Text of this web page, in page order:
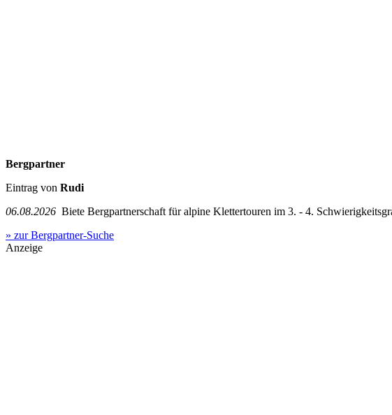
Bergpartner
Eintrag von Rudi
06.08.2026 Biete Bergpartnerschaft für alpine Klettertouren im 3. - 4.
» zur Bergpartner-Suche
Anzeige